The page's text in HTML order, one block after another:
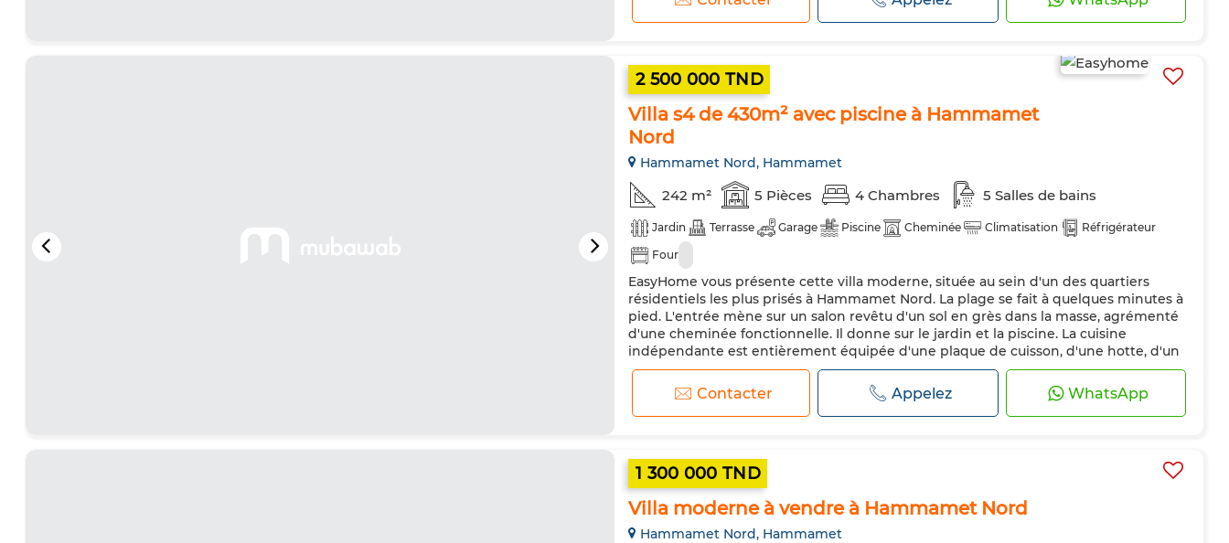
2 500 000 TND
Villa s4 de 430m² avec piscine à Hammamet
Nord
Hammamet Nord, Hammamet
242 m² 5 Pièces 4 Chambres 5 Salles de bains
Jardin Terrasse Garage Piscine Cheminée Climatisation
Réfrigérateur
Four
EasyHome vous présente cette villa moderne, située au sein d'un des quartiers
résidentiels les plus prisés à Hammamet Nord. La plage se fait à quelques minutes à
pied. L'entrée mène sur un salon revêtu d'un sol en grès dans la masse, agrémenté
d'une cheminée fonctionnelle. Il donne sur le jardin et la piscine. La cuisine
indépendante est entièrement équipée d'une plaque de cuisson, d'une hotte, d'un
four, d'une lave vaisselle et d'un réfrigérat...
Contacter Appelez WhatsApp
1 300 000 TND
Villa moderne à vendre à Hammamet Nord
Hammamet Nord, Hammamet